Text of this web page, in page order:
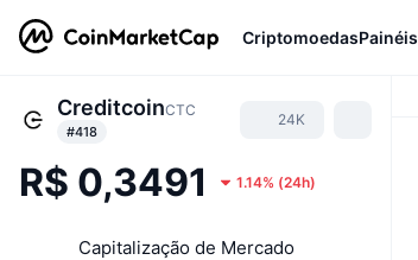
CriptomoedasPainéis
CreditcoinCTC
#418
24K
R$ 0,3491 1.14% (24h)
Capitalização de Mercado